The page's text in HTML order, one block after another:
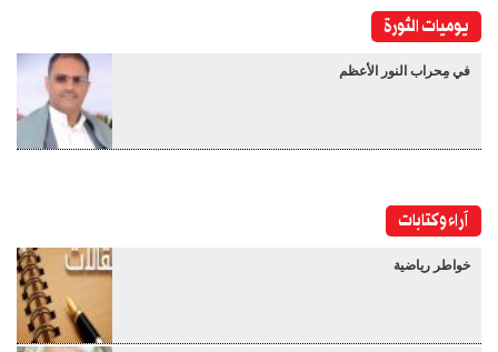
يوميات الثورة
في مِحراب النور الأعظم
آراء وكتابات
خواطر رياضية